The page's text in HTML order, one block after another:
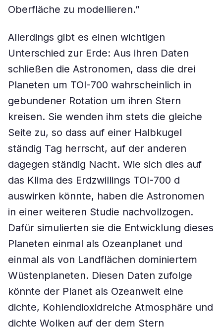
Oberfläche zu modellieren.”
Allerdings gibt es einen wichtigen
Unterschied zur Erde: Aus ihren Daten
schließen die Astronomen, dass die drei
Planeten um TOI-700 wahrscheinlich in
gebundener Rotation um ihren Stern
kreisen. Sie wenden ihm stets die gleiche
Seite zu, so dass auf einer Halbkugel
ständig Tag herrscht, auf der anderen
dagegen ständig Nacht. Wie sich dies auf
das Klima des Erdzwillings TOI-700 d
auswirken könnte, haben die Astronomen
in einer weiteren Studie nachvollzogen.
Dafür simulierten sie die Entwicklung dieses
Planeten einmal als Ozeanplanet und
einmal als von Landflächen dominiertem
Wüstenplaneten. Diesen Daten zufolge
könnte der Planet als Ozeanwelt eine
dichte, Kohlendioxidreiche Atmosphäre und
dichte Wolken auf der dem Stern